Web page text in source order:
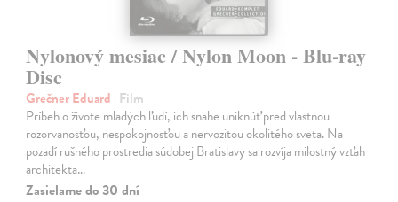
Nylonový mesiac / Nylon Moon - Blu-ray
Disc
Grečner Eduard | Film
Príbeh o živote mladých ľudí, ich snahe uniknúť pred vlastnou
rozorvanosťou, nespokojnosťou a nervozitou okolitého sveta. Na
pozadí rušného prostredia súdobej Bratislavy sa rozvíja milostný vzťah
architekta…
Zasielame do 30 dní